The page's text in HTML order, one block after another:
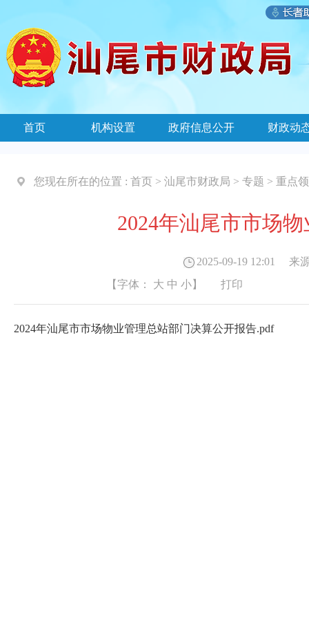
首页 机构设置 政府信息公开 财政动
您现在所在的位置 : 首页 > 汕尾市财政局 > 专题 > 重点
2024年汕尾市市场
2025-09-19 12:01
来
【字体： 大 中 小】 打印
2024年汕尾市市场物业管理总站部门决算公开报告.pdf